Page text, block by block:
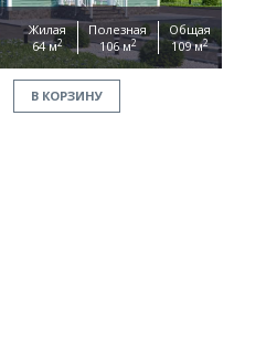
Жилая
64 м2
Полезная
106 м2
Общая
109 м2
В КОРЗИНУ